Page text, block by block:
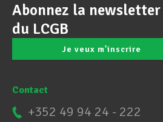
Abonnez la
du LCGB
Je veux m'inscrire
Contact
+352 49 94 24 - 222